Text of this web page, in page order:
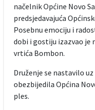
načelnik Općine Novo
predsjedavajuća
Posebnu emociju i
dobi i gostiju izazvao je
vrtića Bombon.
Druženje se nastavilo
obezbijedila Općina
ples.